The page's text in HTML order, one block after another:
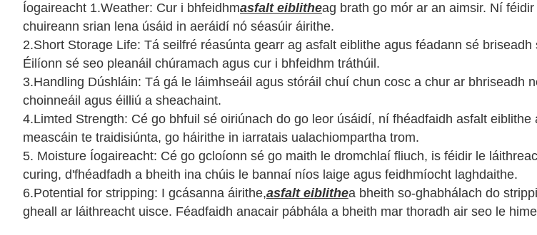
Íogaireacht 1.Weather: Cur i bhfeidhmasfalt eiblitheag brath go mór ar an aimsir. Ní
chuireann srian lena úsáid in aeráidí nó séasúir áirithe.
2.Short Storage Life: Tá seilfré réasúnta gearr ag asfalt eiblithe agus féadann sé
Éilíonn sé seo pleanáil chúramach agus cur i bhfeidhm tráthúil.
3.Handling Dúshláin: Tá gá le láimhseáil agus stóráil chuí chun cosc ​​a chur ar
choinneáil agus éilliú a sheachaint.
4.Limted Strength: Cé go bhfuil sé oiriúnach do go leor úsáidí, ní fhéadfaidh asfalt
meascáin te traidisiúnta, go háirithe in iarratais ualachiompartha trom.
5. Moisture Íogaireacht: Cé go gcloíonn sé go maith le dromchlaí fliuch, is féidir le
curing, d'fhéadfadh a bheith ina chúis le bannaí níos laige agus feidhmíocht laghdaithe.
6.Potential for stripping: I gcásanna áirithe,asfalt eiblithea bheith so-ghabhálach do
gheall ar láithreacht uisce. Féadfaidh anacair pábhála a bheith mar thoradh air seo le